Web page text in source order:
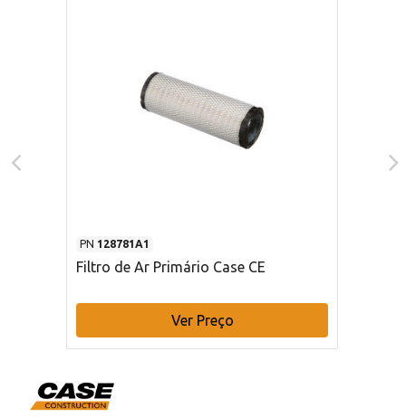
PN 128781A1
Filtro de Ar Primário Case CE
Ver Preço